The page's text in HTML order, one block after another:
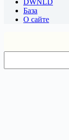
DWNLD
База
О сайте